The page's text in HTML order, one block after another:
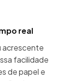
real
acrescente
facilidade
de papel e